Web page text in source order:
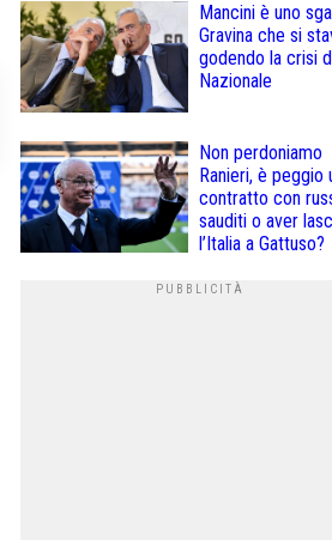
Mancini è uno
Gravina che si
godendo la crisi
Nazionale
Non perdoniamo
Ranieri, è peggio
contratto con
sauditi o aver
l’Italia a Gattuso?